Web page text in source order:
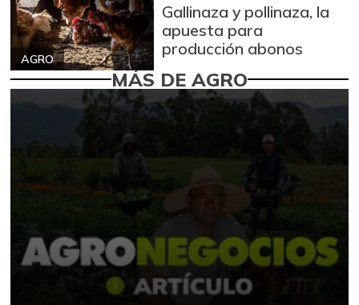
AGRO
Gallinaza y pollinaza, la
apuesta para
producción abonos
MÁS DE AGRO